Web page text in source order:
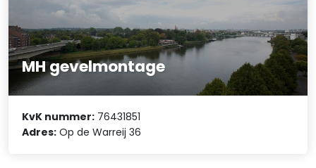
MH gevelmontage
KvK nummer: 76431851
Adres: Op de Warreij 36